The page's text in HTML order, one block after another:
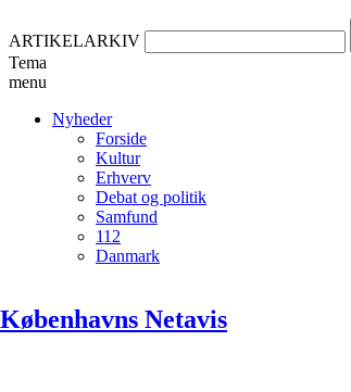
ARTIKELARKIV
Tema
menu
Nyheder
Forside
Kultur
Erhverv
Debat og politik
Samfund
112
Danmark
Københavns Netavis